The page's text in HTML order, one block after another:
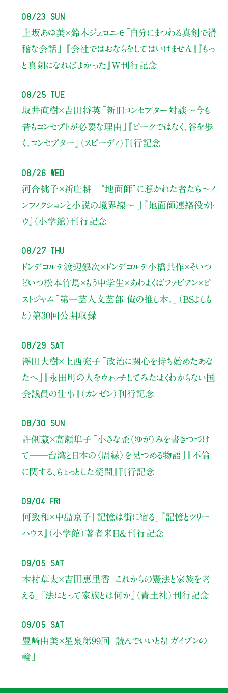
08/23 Sun
上坂あゆ美×鈴木ジェロニモ 「自分にまつわる真剣で滑
稽な会話」
『会社ではおならをしてはいけません』『もっ
と真剣になればよかった』W刊行記念
08/25 Tue
坂井直樹×吉田将英「新旧コンセプター対談～今も
昔もコンセプトが必要な理由」
『ピークではなく、谷を歩
く。コンセプター』（スピーディ）刊行記念
08/26 Wed
河合桃子×新庄耕「 “地面師”に惹かれた者たち〜ノ
ンフィクションと小説の境界線〜 」
『地面師連絡役カト
ウ』（小学館）刊行記念
08/27 Thu
ドンデコルテ渡辺銀次×ドンデコルテ小橋共作×そいつ
どいつ松本竹馬×もう中学生×あわよくばファビアン×ピ
ストジャム「第一芸人文芸部 俺の推し本。」（BSよしも
と） 第30回公開収録
08/29 Sat
澤田大樹×上西充子 「政治に関心を持ち始めたあな
たへ」
『永田町の人をウォッチしてみた：よくわからない国
会議員の仕事』（カンゼン）刊行記念
08/30 Sun
許俐葳×高瀬隼子 「小さな歪（ゆが）みを書きつづけ
て――台湾と日本の〈周縁〉を見つめる物語」
『不倫
に関する、ちょっとした疑問』刊行記念
09/04 Fri
何致和×中島京子 「記憶は街に宿る」
『記憶とツリー
ハウス』（小学館）著者来日＆刊行記念
09/05 Sat
木村草太×吉田恵里香 「これからの憲法と家族を考
える」
『法にとって家族とは何か』（青土社）刊行記念
09/05 Sat
豊﨑由美×星泉 第99回「読んでいいとも！ ガイブンの
輪」